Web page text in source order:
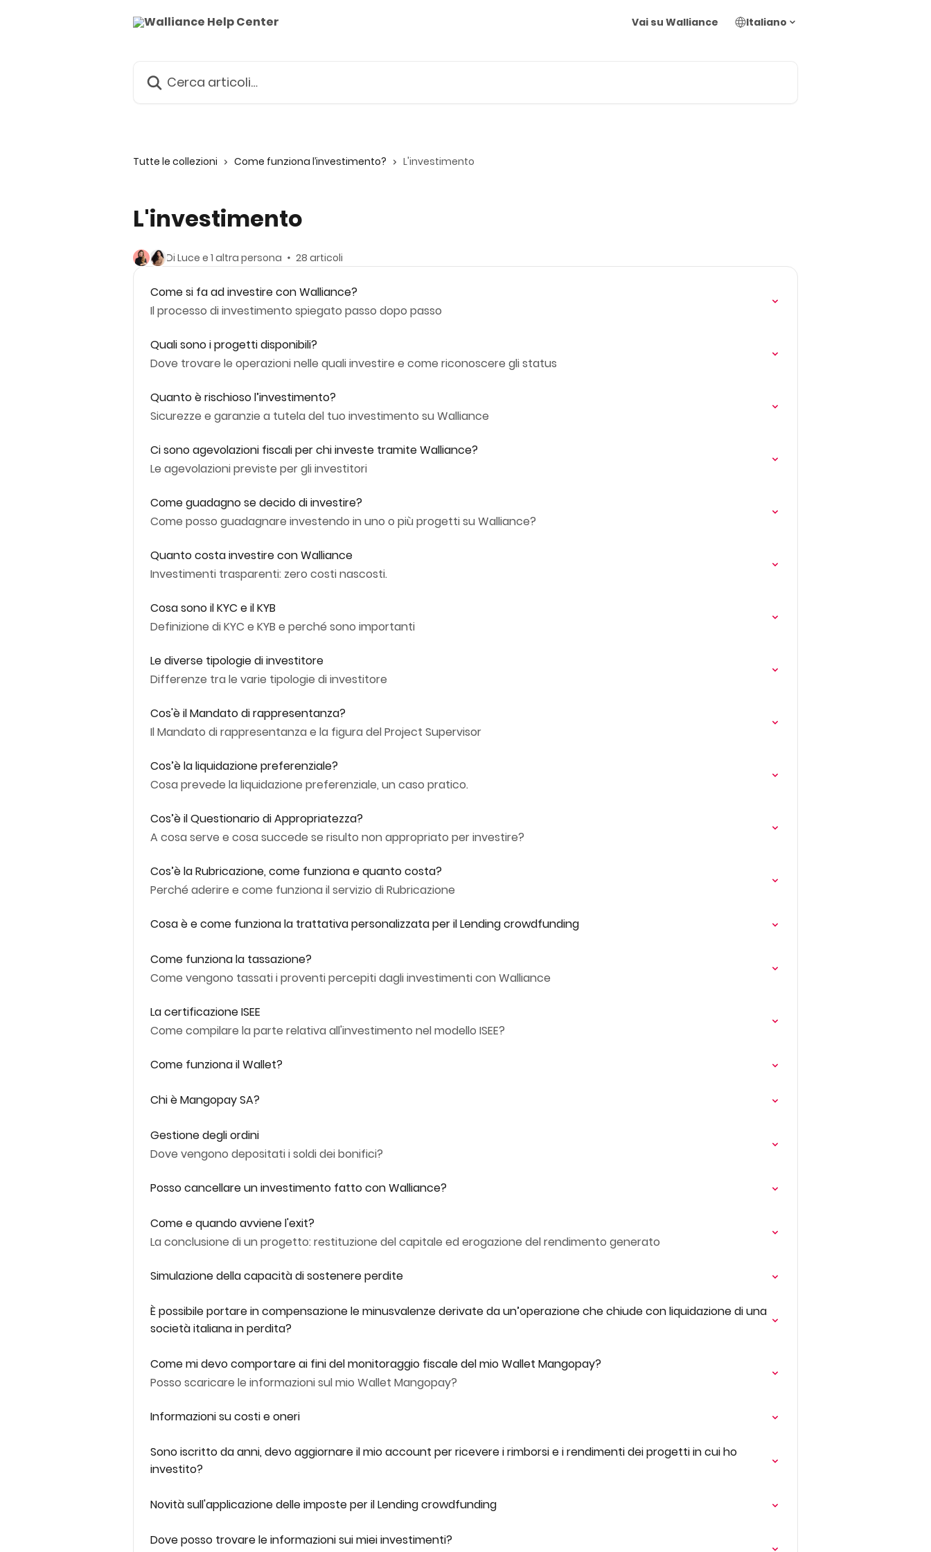
Vai su Walliance Italiano
Tutte le collezioni Come funziona l’investimento? L'investimento
L'investimento
Di Luce e 1 altra persona 28 articoli
Come si fa ad investire con Walliance?
Il processo di investimento spiegato passo dopo passo
Quali sono i progetti disponibili?
Dove trovare le operazioni nelle quali investire e come riconoscere gli status
Quanto è rischioso l’investimento?
Sicurezze e garanzie a tutela del tuo investimento su Walliance
Ci sono agevolazioni fiscali per chi investe tramite Walliance?
Le agevolazioni previste per gli investitori
Come guadagno se decido di investire?
Come posso guadagnare investendo in uno o più progetti su Walliance?
Quanto costa investire con Walliance
Investimenti trasparenti: zero costi nascosti.
Cosa sono il KYC e il KYB
Definizione di KYC e KYB e perché sono importanti
Le diverse tipologie di investitore
Differenze tra le varie tipologie di investitore
Cos'è il Mandato di rappresentanza?
Il Mandato di rappresentanza e la figura del Project Supervisor
Cos’è la liquidazione preferenziale?
Cosa prevede la liquidazione preferenziale, un caso pratico.
Cos’è il Questionario di Appropriatezza?
A cosa serve e cosa succede se risulto non appropriato per investire?
Cos’è la Rubricazione, come funziona e quanto costa?
Perché aderire e come funziona il servizio di Rubricazione
Cosa è e come funziona la trattativa personalizzata per il Lending crowdfunding
Come funziona la tassazione?
Come vengono tassati i proventi percepiti dagli investimenti con Walliance
La certificazione ISEE
Come compilare la parte relativa all'investimento nel modello ISEE?
Come funziona il Wallet?
Chi è Mangopay SA?
Gestione degli ordini
Dove vengono depositati i soldi dei bonifici?
Posso cancellare un investimento fatto con Walliance?
Come e quando avviene l'exit?
La conclusione di un progetto: restituzione del capitale ed erogazione del rendimento generato
Simulazione della capacità di sostenere perdite
È possibile portare in compensazione le minusvalenze derivate da un’operazione che chiude con liquidazione di una
società italiana in perdita?
Come mi devo comportare ai fini del monitoraggio fiscale del mio Wallet Mangopay?
Posso scaricare le informazioni sul mio Wallet Mangopay?
Informazioni su costi e oneri
Sono iscritto da anni, devo aggiornare il mio account per ricevere i rimborsi e i rendimenti dei progetti in cui ho
investito?
Novità sull'applicazione delle imposte per il Lending crowdfunding
Dove posso trovare le informazioni sui miei investimenti?